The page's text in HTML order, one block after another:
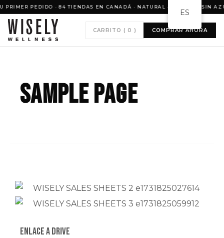
PRIMER PEDIDO · 84 TIENDAS EN CANADÁ · NATURAL · VEGANO · SIN
CARRITO ( 0 ) COMPRAR AHORA
Sample Page
Enlace a Drive
ES